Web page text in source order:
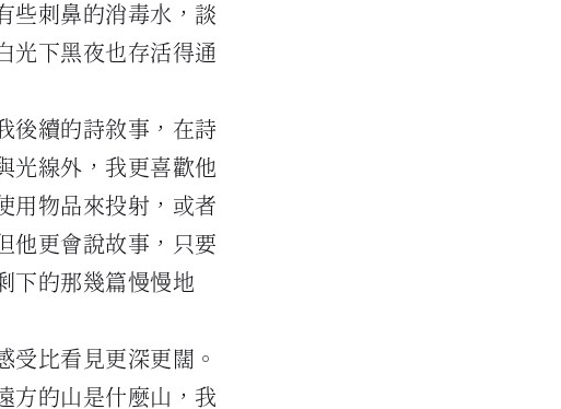
些刺鼻的消毒水，談
光下黑夜也存活得通
後續的詩敘事，在詩
光線外，我更喜歡他
用物品來投射，或者
他更會說故事，只要
下的那幾篇慢慢地
受比看見更深更闊。
方的山是什麼山，我